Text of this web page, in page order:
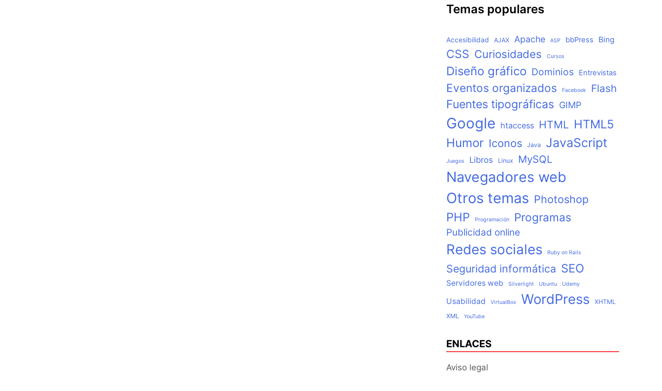
Temas populares
Accesibilidad AJAX Apache ASP bbPress Bing
CSS Curiosidades Cursos
Diseño gráfico Dominios Entrevistas
Eventos organizados Facebook Flash
Fuentes tipográficas GIMP
Google htaccess HTML HTML5
Humor Iconos Java JavaScript
Juegos Libros Linux MySQL
Navegadores web
Otros temas Photoshop
PHP Programación Programas
Publicidad online
Redes sociales Ruby on Rails
Seguridad informática SEO
Servidores web Silverlight Ubuntu Udemy
Usabilidad VirtualBox WordPress
XHTML
XML
YouTube
ENLACES
Aviso legal